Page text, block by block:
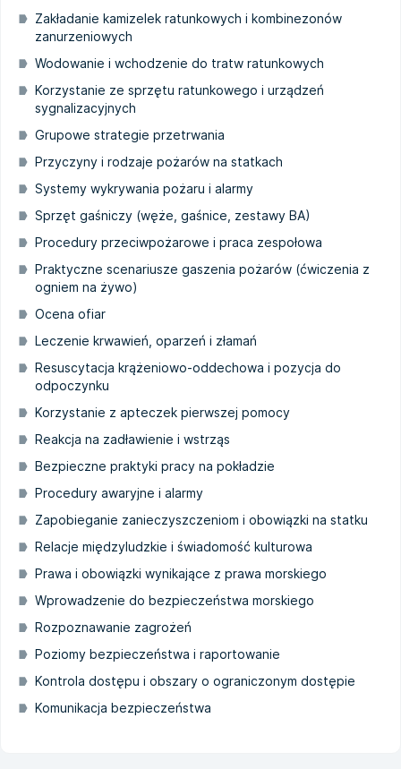
Zakładanie kamizelek ratunkowych i kombinezonów
zanurzeniowych
Wodowanie i wchodzenie do tratw ratunkowych
Korzystanie ze sprzętu ratunkowego i urządzeń
sygnalizacyjnych
Grupowe strategie przetrwania
Przyczyny i rodzaje pożarów na statkach
Systemy wykrywania pożaru i alarmy
Sprzęt gaśniczy (węże, gaśnice, zestawy BA)
Procedury przeciwpożarowe i praca zespołowa
Praktyczne scenariusze gaszenia pożarów (ćwiczenia z
ogniem na żywo)
Ocena ofiar
Leczenie krwawień, oparzeń i złamań
Resuscytacja krążeniowo-oddechowa i pozycja do
odpoczynku
Korzystanie z apteczek pierwszej pomocy
Reakcja na zadławienie i wstrząs
Bezpieczne praktyki pracy na pokładzie
Procedury awaryjne i alarmy
Zapobieganie zanieczyszczeniom i obowiązki na statku
Relacje międzyludzkie i świadomość kulturowa
Prawa i obowiązki wynikające z prawa morskiego
Wprowadzenie do bezpieczeństwa morskiego
Rozpoznawanie zagrożeń
Poziomy bezpieczeństwa i raportowanie
Kontrola dostępu i obszary o ograniczonym dostępie
Komunikacja bezpieczeństwa